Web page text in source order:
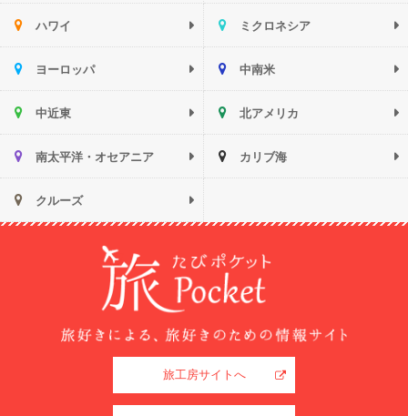
ハワイ ミクロネシア
ヨーロッパ 中南米
中近東 北アメリカ
南太平洋・オセアニア カリブ海
クルーズ
旅工房サイトへ